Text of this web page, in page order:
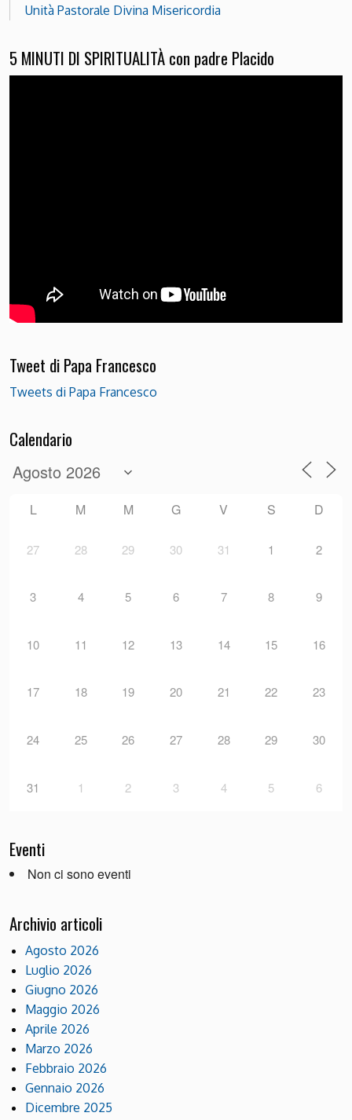
Unità Pastorale Divina Misericordia
5 MINUTI DI SPIRITUALITÀ con padre Placido
Tweet di Papa Francesco
Tweets di Papa Francesco
Calendario
L M M G V S D
27 28 29 30 31 1 2
3 4 5 6 7 8 9
10 11 12 13 14 15 16
17 18 19 20 21 22 23
24 25 26 27 28 29 30
31 1 2 3 4 5 6
Eventi
Non ci sono eventi
Archivio articoli
Agosto 2026
Luglio 2026
Giugno 2026
Maggio 2026
Aprile 2026
Marzo 2026
Febbraio 2026
Gennaio 2026
Dicembre 2025